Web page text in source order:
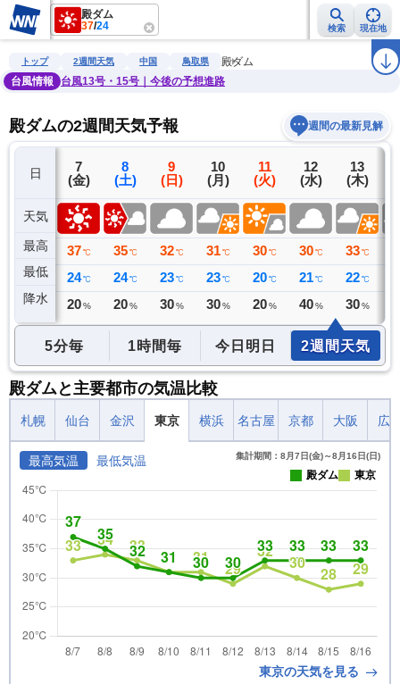
殿ダム
37/24 検索 現在地
雨雲レーダー 台風情報 地震情報 警報・注意報 ラ
トップ 2週間天気 中国 鳥取県
殿ダム
台風情報
台風13号・15号｜今後の予想進路
殿ダムの2週間天気予報 週間の最新見解
日
天気
最高
最低
降水
6
(木)
35 ℃
23 ℃
0 ミリ
7
(金)
37 ℃
24 ℃
20 %
8
(土)
35 ℃
24 ℃
20 %
9
(日)
32 ℃
23 ℃
30 %
10
(月)
31 ℃
23 ℃
30 %
11
(火)
30 ℃
20 ℃
20 %
12
(水)
30 ℃
21 ℃
40 %
13
(木)
33 ℃
22 ℃
30 %
5分毎 1時間毎 今日明日 2週間天気
殿ダムと主要都市の気温比較
札幌 仙台 金沢 東京 横浜 名古屋 京都 大阪 広
最高気温 最低気温 集計期間：8月7日(金)～8月16日(日)
殿ダム 東京
東京の天気を見る